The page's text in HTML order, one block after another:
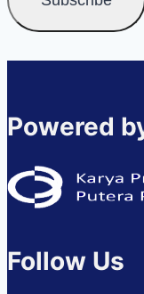
Powered
Follow Us